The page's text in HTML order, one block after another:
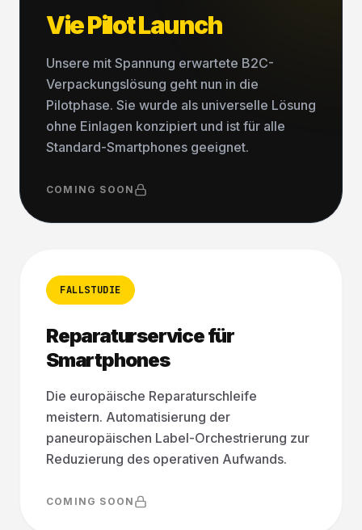
Vie Pilot Launch
Unsere mit Spannung erwartete B2C-
Verpackungslösung geht nun in die
Pilotphase. Sie wurde als universelle Lösung
ohne Einlagen konzipiert und ist für alle
Standard-Smartphones geeignet.
COMING SOON
FALLSTUDIE
Reparaturservice für
Smartphones
Die europäische Reparaturschleife
meistern. Automatisierung der
paneuropäischen Label-Orchestrierung zur
Reduzierung des operativen Aufwands.
COMING SOON